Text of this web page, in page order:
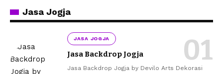
Jasa Jogja
JASA JOGJA
Jasa Backdrop Jogja
Jasa Backdrop Jogja by Devilo Arts Dekorasi